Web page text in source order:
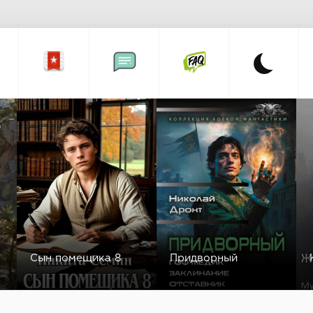
Сын помещика 8 Придворный